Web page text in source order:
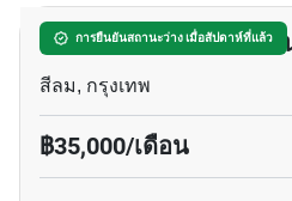
การยืนยันสถานะว่าง เมื่อสัปดาห์ที่แล้ว
คอนโดเลต ไลท์ คอนแว
สีลม, กรุงเทพ
฿35,000/เดือน